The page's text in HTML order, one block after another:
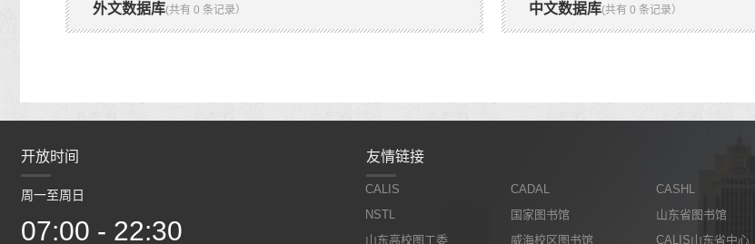
外文数据库(共有 0 条记录） 中文数据库(共有 0 条记录）
开放时间
周一至周日
07:00 - 22:30 07:00 - 22:30
友情链接
CALIS CADAL
CASHL
NSTL
国家图书馆
山东省图书馆
山东高校图工委
威海校区图书馆 CALIS山东省中心